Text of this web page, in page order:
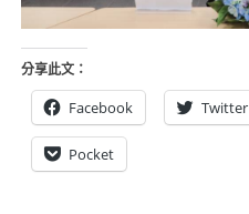
分享此文：
Facebook Twitter
Pocket